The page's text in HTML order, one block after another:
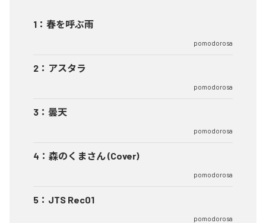
1 ： 春を呼ぶ雨
pomodorosa
2 ： アスタラ
pomodorosa
3 ： 曇天
pomodorosa
4 ： 森のくまさん (Cover)
pomodorosa
5 ： JTS Rec01
pomodorosa